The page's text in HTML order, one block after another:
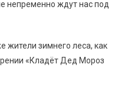
непременно ждут нас под
жители зимнего леса, как
«Кладёт Дед Мороз